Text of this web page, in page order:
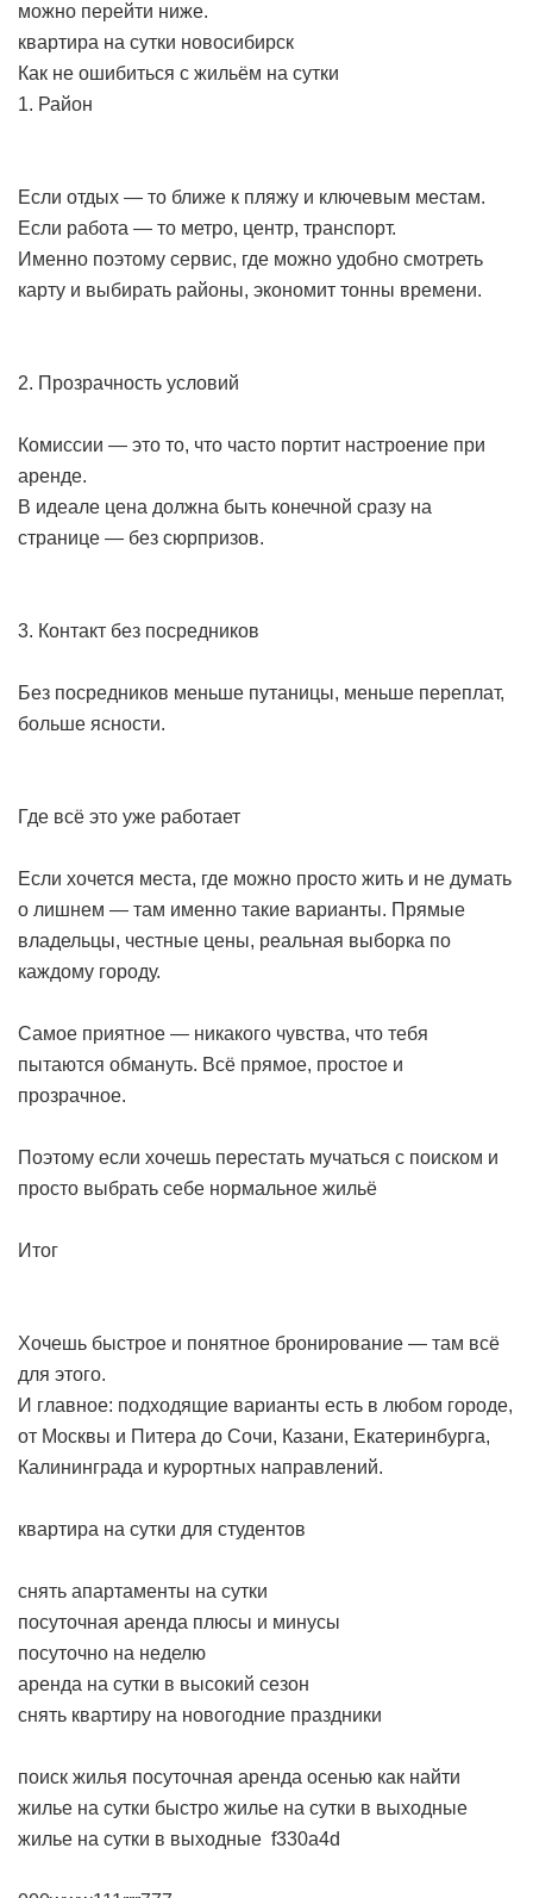
можно перейти ниже.
квартира на сутки новосибирск
Как не ошибиться с жильём на сутки
1. Район
Если отдых — то ближе к пляжу и ключевым местам.
Если работа — то метро, центр, транспорт.
Именно поэтому сервис, где можно удобно смотреть
карту и выбирать районы, экономит тонны времени.
2. Прозрачность условий
Комиссии — это то, что часто портит настроение при
аренде.
В идеале цена должна быть конечной сразу на
странице — без сюрпризов.
3. Контакт без посредников
Без посредников меньше путаницы, меньше переплат,
больше ясности.
Где всё это уже работает
Если хочется места, где можно просто жить и не думать
о лишнем — там именно такие варианты. Прямые
владельцы, честные цены, реальная выборка по
каждому городу.
Самое приятное — никакого чувства, что тебя
пытаются обмануть. Всё прямое, простое и
прозрачное.
Поэтому если хочешь перестать мучаться с поиском и
просто выбрать себе нормальное жильё
Итог
Хочешь быстрое и понятное бронирование — там всё
для этого.
И главное: подходящие варианты есть в любом городе,
от Москвы и Питера до Сочи, Казани, Екатеринбурга,
Калининграда и курортных направлений.
квартира на сутки для студентов
снять апартаменты на сутки
посуточная аренда плюсы и минусы
посуточно на неделю
аренда на сутки в высокий сезон
снять квартиру на новогодние праздники
поиск жилья посуточная аренда осенью как найти
жилье на сутки быстро жилье на сутки в выходные
жилье на сутки в выходные f330a4d